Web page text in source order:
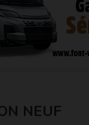
NEUF